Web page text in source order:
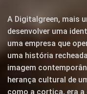
A Digitalgreen, mais
desenvolver uma
uma empresa que
uma história
imagem
herança cultural de
como a cortiça, era a